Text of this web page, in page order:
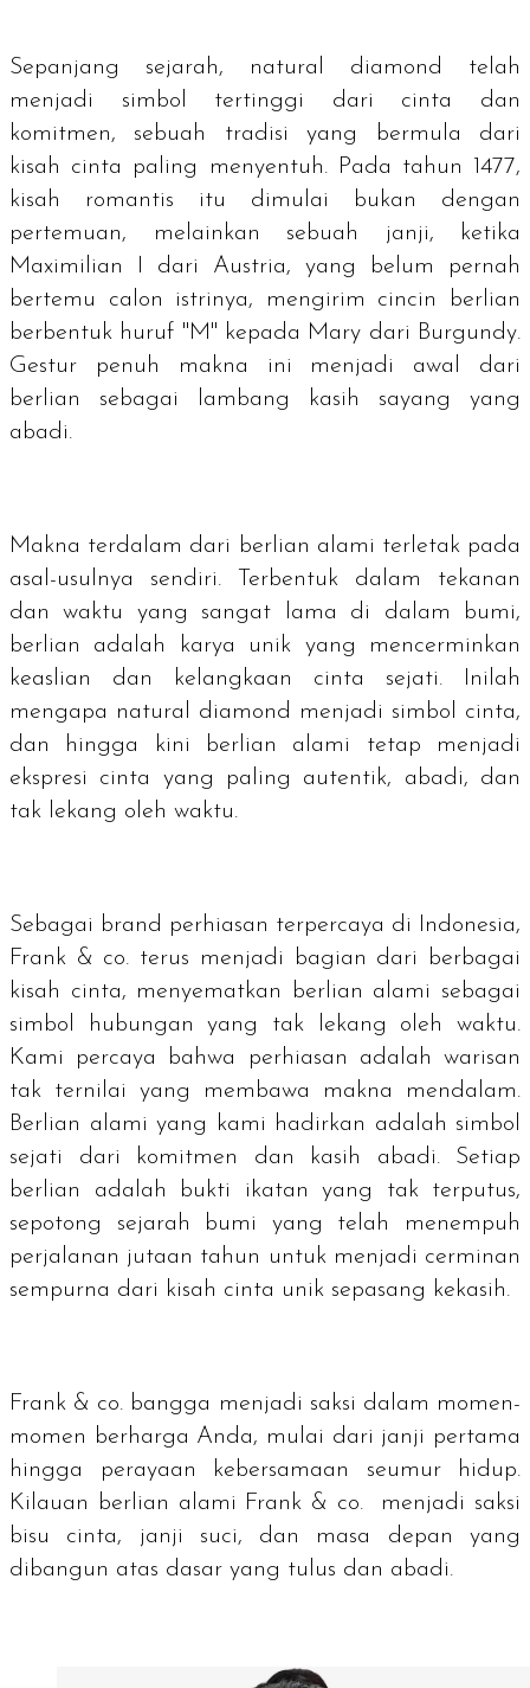
Sepanjang sejarah, natural diamond telah
menjadi simbol tertinggi dari cinta dan
komitmen, sebuah tradisi yang bermula dari
kisah cinta paling menyentuh. Pada tahun 1477,
kisah romantis itu dimulai bukan dengan
pertemuan, melainkan sebuah janji, ketika
Maximilian I dari Austria, yang belum pernah
bertemu calon istrinya, mengirim cincin berlian
berbentuk huruf "M" kepada Mary dari Burgundy.
Gestur penuh makna ini menjadi awal dari
berlian sebagai lambang kasih sayang yang
abadi.
Makna terdalam dari berlian alami terletak pada
asal-usulnya sendiri. Terbentuk dalam tekanan
dan waktu yang sangat lama di dalam bumi,
berlian adalah karya unik yang mencerminkan
keaslian dan kelangkaan cinta sejati. Inilah
mengapa natural diamond menjadi simbol cinta,
dan hingga kini berlian alami tetap menjadi
ekspresi cinta yang paling autentik, abadi, dan
tak lekang oleh waktu.
Sebagai brand perhiasan terpercaya di Indonesia,
Frank & co. terus menjadi bagian dari berbagai
kisah cinta, menyematkan berlian alami sebagai
simbol hubungan yang tak lekang oleh waktu.
Kami percaya bahwa perhiasan adalah warisan
tak ternilai yang membawa makna mendalam.
Berlian alami yang kami hadirkan adalah simbol
sejati dari komitmen dan kasih abadi. Setiap
berlian adalah bukti ikatan yang tak terputus,
sepotong sejarah bumi yang telah menempuh
perjalanan jutaan tahun untuk menjadi cerminan
sempurna dari kisah cinta unik sepasang kekasih.
Frank & co. bangga menjadi saksi dalam momen-
momen berharga Anda, mulai dari janji pertama
hingga perayaan kebersamaan seumur hidup.
Kilauan berlian alami Frank & co. menjadi saksi
bisu cinta, janji suci, dan masa depan yang
dibangun atas dasar yang tulus dan abadi.